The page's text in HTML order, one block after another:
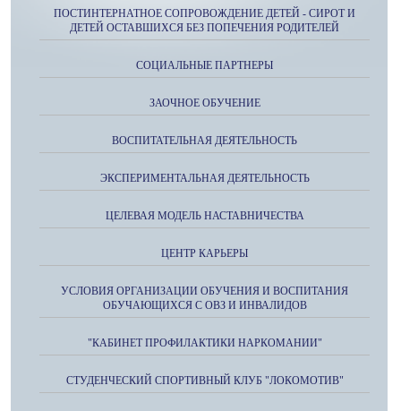
ПОСТИНТЕРНАТНОЕ СОПРОВОЖДЕНИЕ ДЕТЕЙ - СИРОТ И
ДЕТЕЙ ОСТАВШИХСЯ БЕЗ ПОПЕЧЕНИЯ РОДИТЕЛЕЙ
СОЦИАЛЬНЫЕ ПАРТНЕРЫ
ЗАОЧНОЕ ОБУЧЕНИЕ
ВОСПИТАТЕЛЬНАЯ ДЕЯТЕЛЬНОСТЬ
ЭКСПЕРИМЕНТАЛЬНАЯ ДЕЯТЕЛЬНОСТЬ
ЦЕЛЕВАЯ МОДЕЛЬ НАСТАВНИЧЕСТВА
ЦЕНТР КАРЬЕРЫ
УСЛОВИЯ ОРГАНИЗАЦИИ ОБУЧЕНИЯ И ВОСПИТАНИЯ
ОБУЧАЮЩИХСЯ С ОВЗ И ИНВАЛИДОВ
"КАБИНЕТ ПРОФИЛАКТИКИ НАРКОМАНИИ"
СТУДЕНЧЕСКИЙ СПОРТИВНЫЙ КЛУБ "ЛОКОМОТИВ"